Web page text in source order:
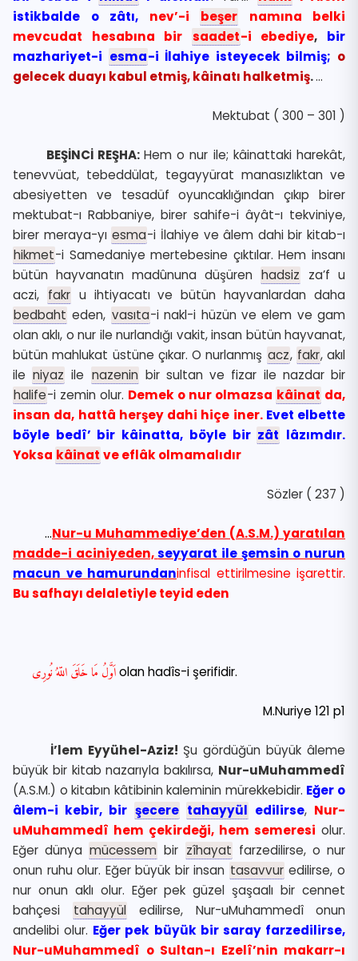
istikbalde o zâtı, nev’-i beşer namına belki
mevcudat hesabına bir saadet-i ebediye, bir
mazhariyet-i esma-i İlahiye isteyecek bilmiş; o
gelecek duayı kabul etmiş, kâinatı halketmiş.…
Mektubat ( 300 – 301 )
BEŞİNCİ REŞHA:Hem o nur ile; kâinattaki harekât,
tenevvüat, tebeddülat, tegayyürat manasızlıktan ve
abesiyetten ve tesadüf oyuncaklığından çıkıp birer
mektubat-ı Rabbaniye, birer sahife-i âyât-ı tekviniye,
birer meraya-yı esma-i İlahiye ve âlem dahi bir kitab-ı
hikmet-i Samedaniye mertebesine çıktılar. Hem insanı
bütün hayvanatın madûnuna düşüren hadsiz za’f u
aczi, fakr u ihtiyacatı ve bütün hayvanlardan daha
bedbaht eden, vasıta-i nakl-i hüzün ve elem ve gam
olan aklı, o nur ile nurlandığı vakit, insan bütün hayvanat,
bütün mahlukat üstüne çıkar. O nurlanmış acz, fakr, akıl
ile niyaz ile nazenin bir sultan ve fizar ile nazdar bir
halife-i zemin olur. Demek o nur olmazsa kâinat da,
insan da, hattâ herşey dahi hiçe iner. Evet elbette
böyle bedî’ bir kâinatta, böyle bir zât lâzımdır.
Yoksa kâinat ve eflâk olmamalıdır
Sözler ( 237 )
…Nur-u Muhammediye’den (A.S.M.) yaratılan
madde-i aciniyeden,seyyarat ile şemsin o nurun
macun ve hamurundaninfisal ettirilmesine işarettir.
Bu safhayı delaletiyle teyid eden
olan hadîs-i şerifidir.
M.Nuriye 121 p1
İ’lem Eyyühel-Aziz! Şu gördüğün büyük âleme
büyük bir kitab nazarıyla bakılırsa, Nur-uMuhammedî
(A.S.M.) o kitabın kâtibinin kaleminin mürekkebidir. Eğer o
âlem-i kebir, bir şecere tahayyül edilirse, Nur-
uMuhammedî hem çekirdeği, hem semeresi olur.
Eğer dünya mücessem bir zîhayat farzedilirse, o nur
onun ruhu olur. Eğer büyük bir insan tasavvur edilirse, o
nur onun aklı olur. Eğer pek güzel şaşaalı bir cennet
bahçesi
tahayyül edilirse, Nur-uMuhammedî onun
andelibi olur. Eğer pek büyük bir saray farzedilirse,
Nur-uMuhammedî o Sultan-ı Ezelî’nin makarr-ı